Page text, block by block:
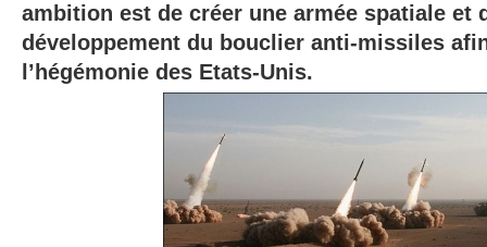
ambition est de créer une armée spatiale et
développement du bouclier anti-missiles
l’hégémonie des Etats-Unis.